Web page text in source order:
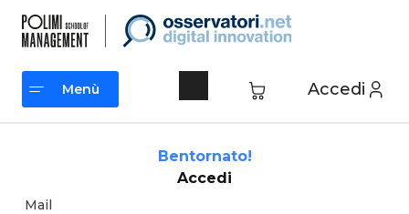
contenuto
Accedi
Menù
Bentornato!
Accedi
Mail